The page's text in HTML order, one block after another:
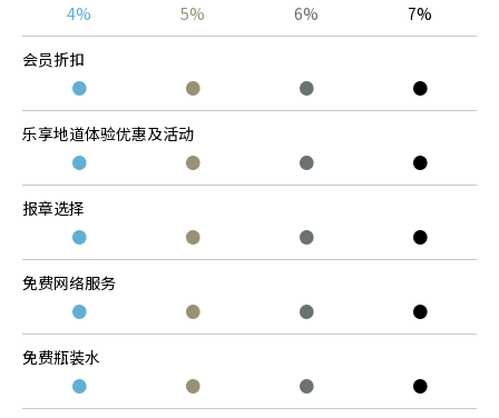
4%
5% 6% 7%
会员折扣
●
● ● ●
乐享地道体验优惠及活动
●
● ● ●
报章选择
●
● ● ●
免费网络服务
●
● ● ●
免费瓶装水
●
● ● ●